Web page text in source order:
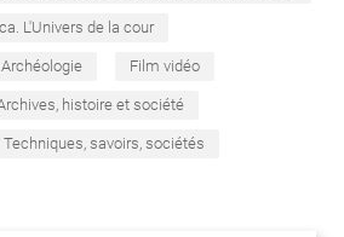
L'Univers de la cour
Archéologie Film vidéo
histoire et société
Techniques, savoirs, sociétés